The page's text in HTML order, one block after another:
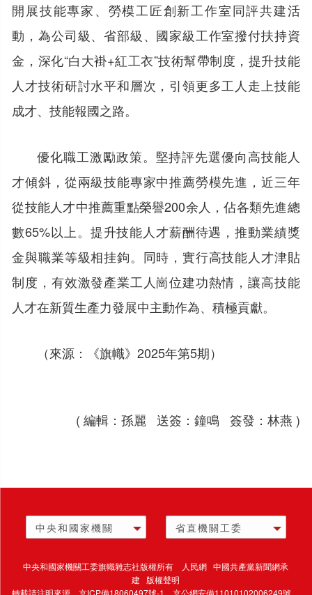
開展技能專家、勞模工匠創新工作室同評共建活
動，為公司級、省部級、國家級工作室撥付扶持資
金，深化“白大褂+紅工衣”技術幫帶制度，提升技能
人才技術研討水平和層次，引領更多工人走上技能
成才、技能報國之路。
優化職工激勵政策。堅持評先選優向高技能人
才傾斜，從兩級技能專家中推薦勞模先進，近三年
從技能人才中推薦重點榮譽200余人，佔各類先進總
數65%以上。提升技能人才薪酬待遇，推動業績獎
金與職業等級相挂鉤。同時，實行高技能人才津貼
制度，有效激發產業工人崗位建功熱情，讓高技能
人才在新質生產力發展中主動作為、積極貢獻。
（來源：《旗幟》2025年第5期）
( 編輯：孫麗 送簽：鐘鳴 簽發：林燕 )
中央和國家機關 省直機關工委
中央和國家機關工委旗幟雜志社版權所有 人民網 中國共產黨新聞網承
建 版權聲明